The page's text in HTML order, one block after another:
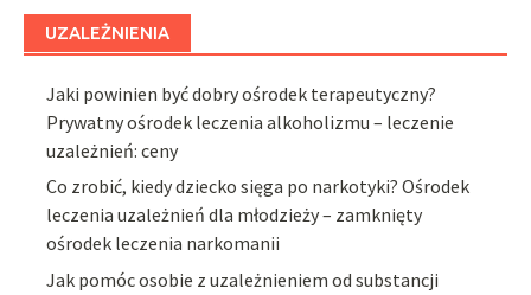
UZALEŻNIENIA
Jaki powinien być dobry ośrodek terapeutyczny?
Prywatny ośrodek leczenia alkoholizmu – leczenie
uzależnień: ceny
Co zrobić, kiedy dziecko sięga po narkotyki? Ośrodek
leczenia uzależnień dla młodzieży – zamknięty
ośrodek leczenia narkomanii
Jak pomóc osobie z uzależnieniem od substancji